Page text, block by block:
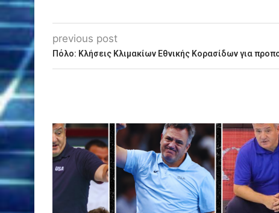
previous post
Πόλο: Κλήσεις Κλιμακίων Εθνικής Κορασίδων για